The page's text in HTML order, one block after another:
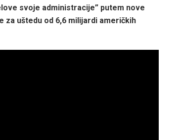
svoje administracije” putem nove
za uštedu od 6,6 milijardi američkih